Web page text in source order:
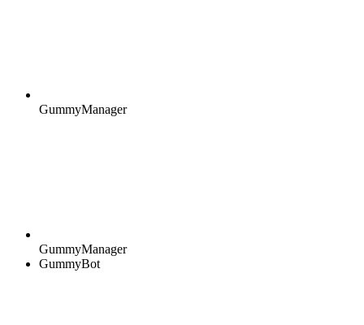
GummyManager
GummyManager
GummyBot